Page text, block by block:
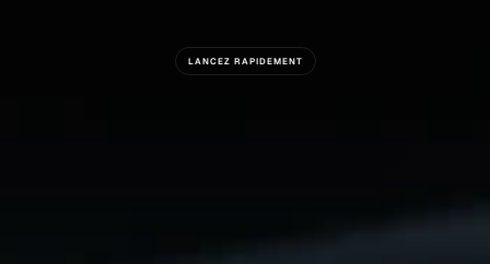
LANCEZ RAPIDEMENT
Construire